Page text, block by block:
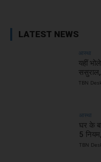
LATEST NEWS
आस्था
यहीं
ससुराल,
TBN
आस्था
घर के
5
TBN